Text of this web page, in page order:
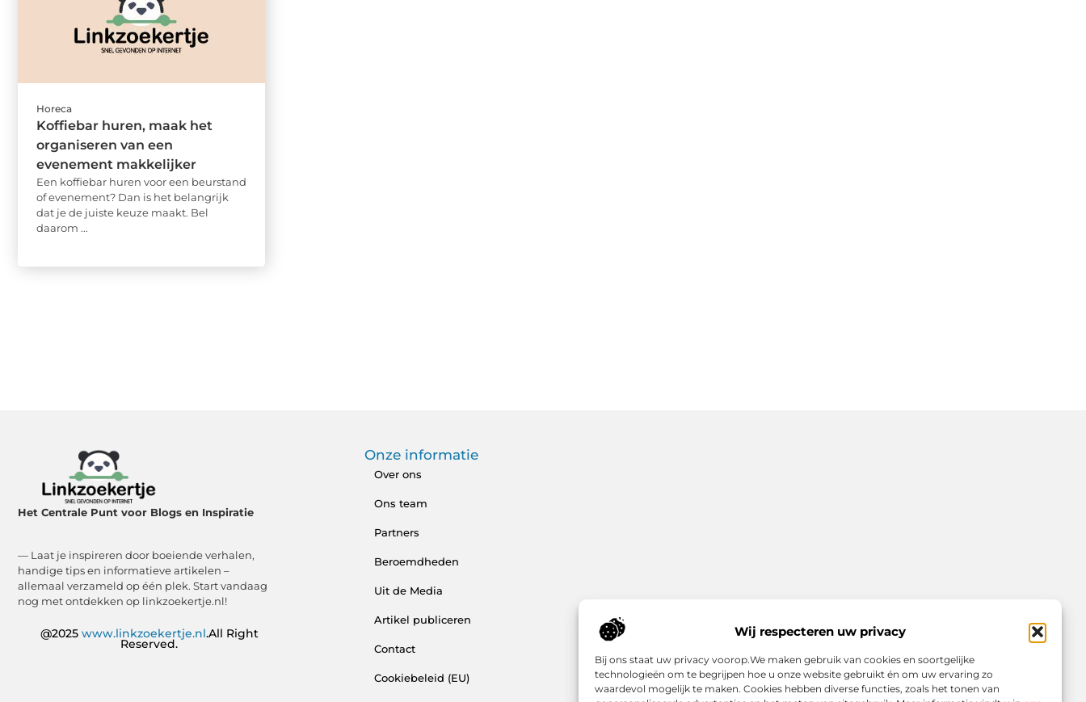
Wij respecteren uw privacy
Bij ons staat uw privacy voorop.We maken gebruik van cookies en soortgelijke
technologieën om te begrijpen hoe u onze website gebruikt én om uw ervaring zo
waardevol mogelijk te maken. Cookies hebben diverse functies, zoals het tonen van
Horeca
Koffiebar huren, maak het
organiseren van een
evenement makkelijker
Een koffiebar huren voor een beurstand
of evenement? Dan is het belangrijk
dat je de juiste keuze maakt. Bel
daarom ...
Het Centrale Punt voor Blogs en Inspiratie
— Laat je inspireren door boeiende verhalen,
handige tips en informatieve artikelen –
allemaal verzameld op één plek. Start vandaag
nog met ontdekken op linkzoekertje.nl!
@2025 www.linkzoekertje.nl.All Right
Reserved.
Onze informatie
Over ons
Ons team
Partners
Beroemdheden
Uit de Media
Artikel publiceren
Contact
Cookiebeleid (EU)